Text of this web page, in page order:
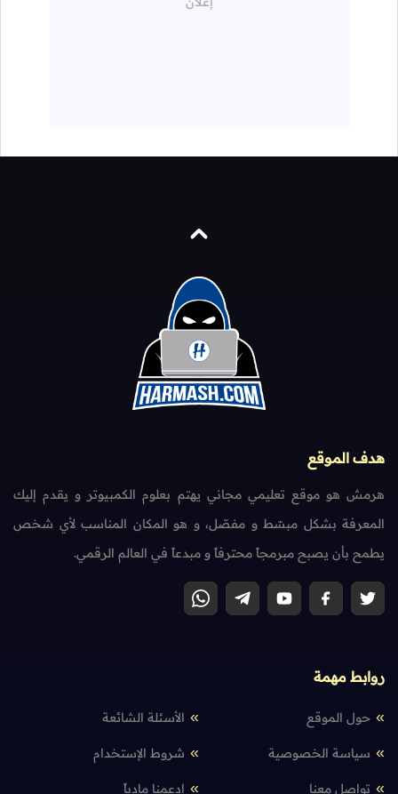
هدف الموقع
هرمش هو موقع تعليمي مجاني يهتم بعلوم الكمبيوتر و يقدم إليك
المعرفة بشكل مبسّط و مفصّل، و هو المكان المناسب لأي شخص
يطمح بأن يصبح مبرمجاً محترفاً و مبدعاً في العالم الرقمي.
روابط مهمة
حول الموقع الأسئلة الشائعة
سياسة الخصوصية شروط الإستخدام
تواصل معنا إدعمنا مادياً